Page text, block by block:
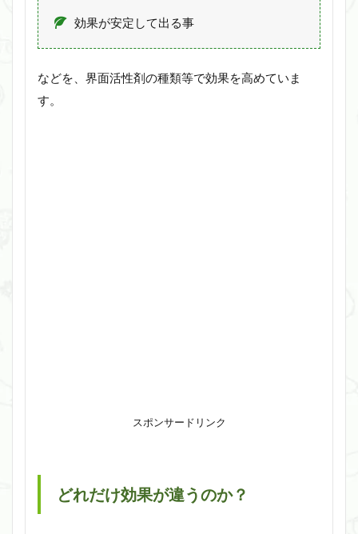
効果が安定して出る事
などを、界面活性剤の種類等で効果を高めていま
す。
スポンサードリンク
どれだけ効果が違うのか？